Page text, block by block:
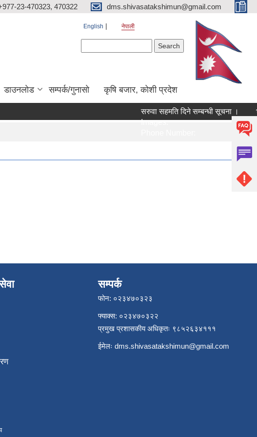
23-470323, 470322 dms.shivasatakshimun@gmail.com
English नेपाली
डाउनलाेड सम्पर्क/गुनासाे कृषि बजार, कोशी प्रदेश
सरुवा सहमति दिने सम्बन्धी सूचना ।
Images:
सम्पर्क
फोन: ०२३४७०३२३
फ्याक्स: ०२३४७०३२२
प्रमुख प्रशासकीय अधिकृतः ९८५२६३४१११
ईमेलः dms.shivasatakshimun@gmail.com